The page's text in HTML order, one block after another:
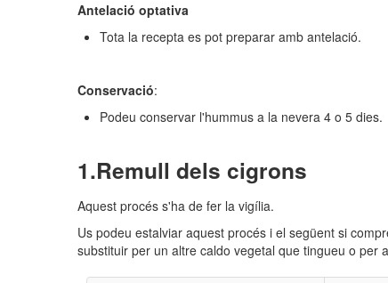
Antelació optativa
Tota la recepta es pot preparar amb antelació.
Conservació:
Podeu conservar l'hummus a la nevera 4 o 5 dies.
​Remull dels cigrons
Aquest procés s'ha de fer la vigília.
Us podeu estalviar aquest procés i el següent si
substituir per un altre caldo vegetal que tingueu o per